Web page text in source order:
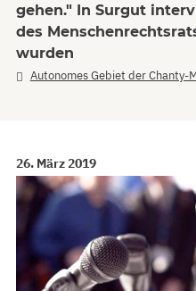
gehen." In Surgut
des
wurden
Autonomes Gebiet der Chanty-
26. März 2019